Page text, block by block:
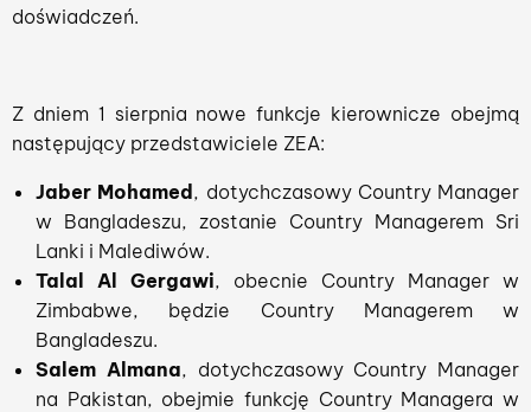
doświadczeń.
Z dniem 1 sierpnia nowe funkcje kierownicze obejmą
następujący przedstawiciele ZEA:
Jaber Mohamed , dotychczasowy Country Manager
w Bangladeszu, zostanie Country Managerem Sri
Lanki i Malediwów.
Talal Al Gergawi, obecnie Country Manager w
Zimbabwe, będzie Country Managerem w
Bangladeszu.
Salem Almana, dotychczasowy Country Manager
na Pakistan, obejmie funkcję Country Managera w